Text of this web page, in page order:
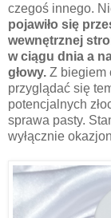
czegoś innego.
pojawiło się
wewnętrznej
w ciągu dnia a
głowy. Z biegiem
przyglądać się
potencjalnych
sprawa pasty.
wyłącznie